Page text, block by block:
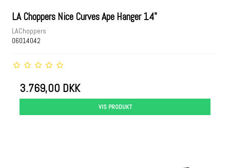
LA Choppers Nice Curves Ape Hanger 14"
LAChoppers
06014042
3.769,00 DKK
VIS PRODUKT